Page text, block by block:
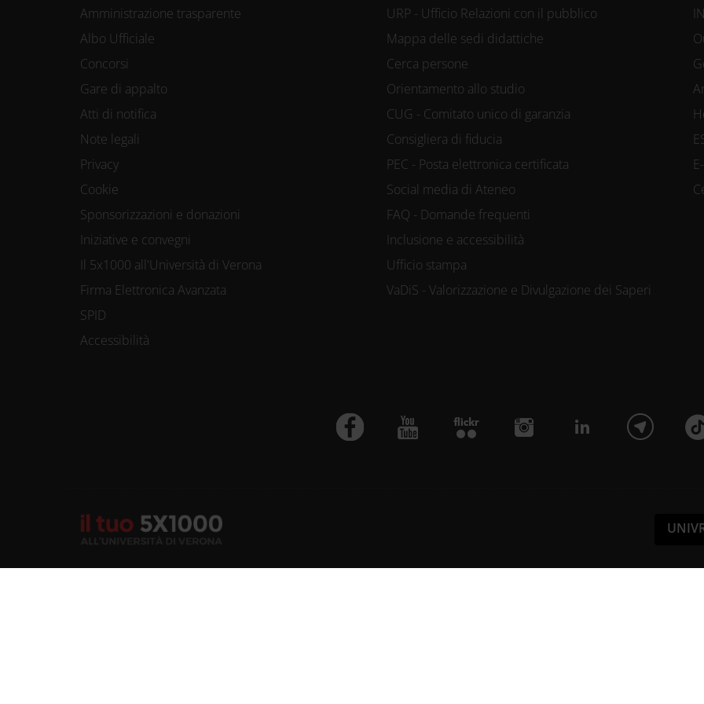
consenso in qualsiasi momento dalla Dichiarazione sui
Utilizziamo i cookie per personalizzare contenuti ed
funzionalità dei social media e per analizzare il nostro
Condividiamo inoltre informazioni sul modo in cui utilizzi il
nostri partner che si occupano di analisi dei dati web,
media, i quali potrebbero combinarle con altre
loro o che hanno raccolto dal tuo utilizzo dei loro servizi.
Amministrazione trasparente
Albo Ufficiale
Concorsi
Gare di appalto
Atti di notifica
Note legali
Privacy
Cookie
Sponsorizzazioni e donazioni
Iniziative e convegni
Il 5x1000 all'Università di Verona
Firma Elettronica Avanzata
SPID
Accessibilità
URP - Ufficio Relazioni con il pubblico
Mappa delle sedi didattiche
Cerca persone
Orientamento allo studio
CUG - Comitato unico di garanzia
Consigliera di fiducia
PEC - Posta elettronica certificata
Social media di Ateneo
FAQ - Domande frequenti
Inclusione e accessibilità
Ufficio stampa
VaDiS - Valorizzazione e Divulgazione dei Saperi